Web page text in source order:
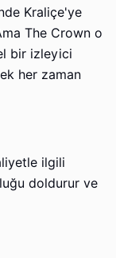
Kraliçe'ye
The Crown o
bir izleyici
her zaman
ilgili
doldurur ve